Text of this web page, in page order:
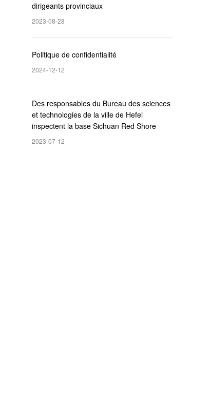
dirigeants provinciaux
2023-08-28
Politique de confidentialité
2024-12-12
Des responsables du Bureau des sciences
et technologies de la ville de Hefei
inspectent la base Sichuan Red Shore
2023-07-12